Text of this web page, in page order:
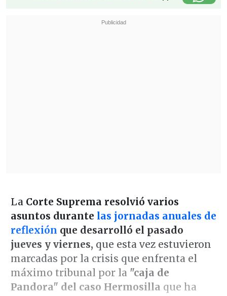
La Corte Suprema resolvió varios
asuntos durante las jornadas anuales de
reflexión que desarrolló el pasado
jueves y viernes, que esta vez estuvieron
marcadas por la crisis que enfrenta el
máximo tribunal por la "caja de
Pandora" del caso Hermosilla que ha